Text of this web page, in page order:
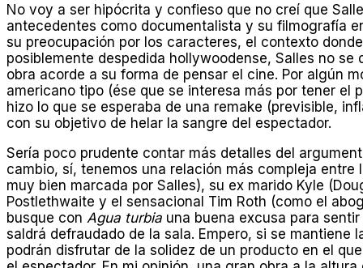
No voy a ser hipócrita y confieso que no creí que
antecedentes como documentalista y su filmografía
su preocupación por los caracteres, el contexto
posiblemente despedida hollywoodense, Salles no
obra acorde a su forma de pensar el cine. Por algún
americano tipo (ése que se interesa más por tener el
hizo lo que se esperaba de una remake (previsible,
con su objetivo de helar la sangre del espectador.
Sería poco prudente contar más detalles del
cambio, sí, tenemos una relación más compleja
muy bien marcada por Salles), su ex marido Kyle
Postlethwaite y el sensacional Tim Roth (como el
busque con Agua turbia una buena excusa para
saldrá defraudado de la sala. Empero, si se
podrán disfrutar de la solidez de un producto en el